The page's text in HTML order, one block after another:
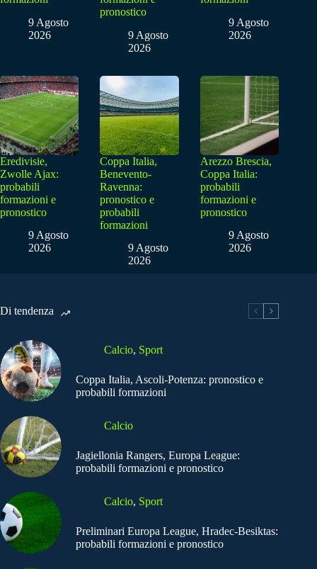
9 Agosto
2026
pronostico
9 Agosto
2026
9 Agosto
2026
Eredivisie,
Zwolle Ajax:
probabili
formazioni e
pronostico
9 Agosto
2026
Coppa Italia,
Benevento-
Ravenna:
pronostico e
probabili
formazioni
9 Agosto
2026
Arezzo Brescia,
Coppa Italia:
probabili
formazioni e
pronostico
9 Agosto
2026
Di tendenza
Calcio, Sport
Coppa Italia, Ascoli-Potenza: pronostico e
probabili formazioni
Calcio
Jagiellonia Rangers, Europa League:
probabili formazioni e pronostico
Calcio, Sport
Preliminari Europa League, Hradec-Besiktas:
probabili formazioni e pronostico